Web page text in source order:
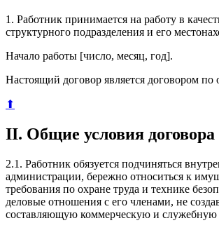
1. Работник принимается на работу в
структурного подразделения и его
Начало работы [число, месяц, год].
Настоящий договор является договором по
⬆
II. Общие условия договора
2.1. Работник обязуется подчиняться
администрации, бережно относиться к
требования по охране труда и технике
деловые отношения с его членами, не
составляющую коммерческую и служебную